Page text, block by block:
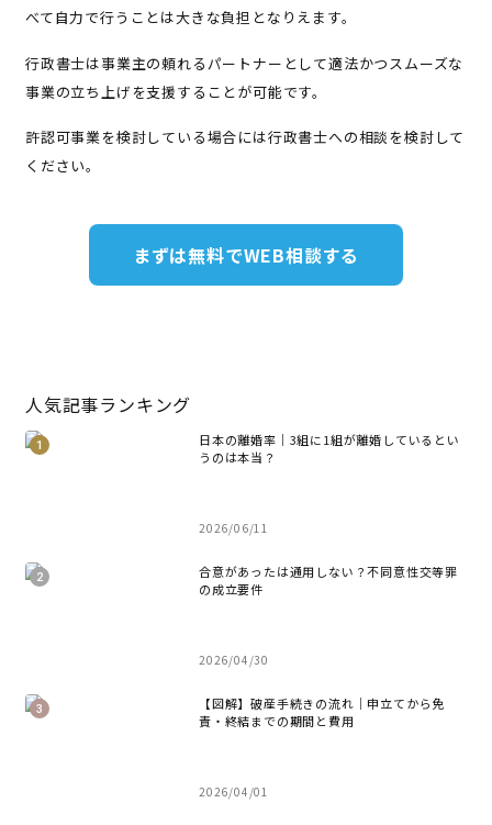
べて自力で行うことは大きな負担となりえます。
行政書士は事業主の頼れるパートナーとして適法かつスムーズな
事業の立ち上げを支援することが可能です。
許認可事業を検討している場合には行政書士への相談を検討して
ください。
まずは無料でWEB相談する
人気記事ランキング
日本の離婚率｜3組に1組が離婚しているとい
うのは本当？
2026/06/11
合意があったは通用しない？不同意性交等罪
の成立要件
2026/04/30
【図解】破産手続きの流れ｜申立てから免
責・終結までの期間と費用
2026/04/01